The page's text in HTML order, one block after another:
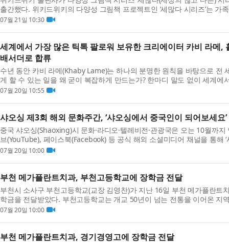
출간했다. 위키드위키의 다양성 그림책 프로젝트인 ‘세많다 시리즈’는 가
07월 21일 10:30
세계에서 가장 많은 틱톡 팔로워 보유한 크리에이터 카비 라메,
배서더로 합류
수년 동안 카비 라메(Khaby Lame)는 하나의 분명한 원칙을 바탕으로 전
게 할 수 있는 일을 왜 굳이 복잡하게 만드는가? 한마디 말도 없이 세계에
톡 크리에...
07월 20일 10:55
샤오싱 제3회 해외 문화주간, ‘샤오싱에서 중국인이 되어보세요
중국 샤오싱(Shaoxing)시 문화·라디오·텔레비전·관광국은 오는 10월까
브(YouTube), 페이스북(Facebook) 등 공식 해외 소셜미디어 채널을 통해
(Shaoxing: A Gat...
07월 20일 10:00
부천 메가플란트치과, 부천고등학교에 장학금 전달
부천시 소사구 부천고등학교(교장 김영찬)가 지난 16일 부천 메가플란트
학금을 전달받았다. 부천고등학교는 개교 50년이 넘는 전통을 이어온 지
로 전환이...
07월 20일 10:00
부천 메가플란트치과, 경기경영고에 장학금 전달